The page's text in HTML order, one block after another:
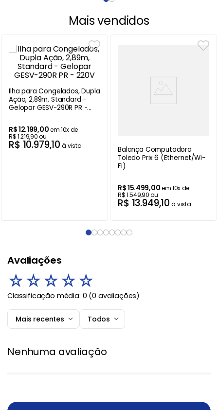
Mais vendidos
Ilha para Congelados, Dupla
Ação, 2,89m, Standard -
Gelopar GESV-290R PR -
R$12.199,00em10x de
R$1.219,90ou
R$ 10.979,10 à vista
Balança Computadora
Toledo Prix 6 (Ethernet/Wi-
Fi)
R$15.499,00em10x de
R$1.549,90ou
R$ 13.949,10 à vista
Avaliações
☆☆☆☆☆
Classificação média: 0 (0 avaliações)
Mais recentes Todos
Nenhuma avaliação